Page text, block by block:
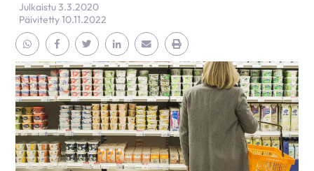
Julkaistu 3.3.2020
Päivitetty 10.11.2022
Jaa Whatsapp
Jaa Facebook
Jaa TwitterJaa Linkedin
Jaa EmailJaa Print